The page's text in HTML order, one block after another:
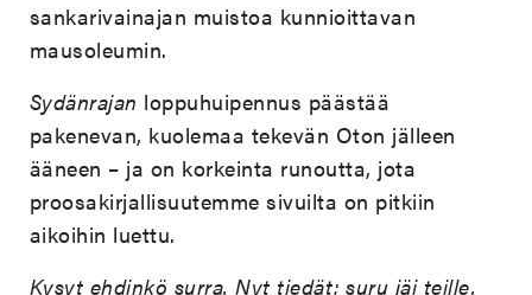
sankarivainajan muistoa kunnioittavan
mausoleumin.
Sydänrajan loppuhuipennus päästää
pakenevan, kuolemaa tekevän Oton jälleen
ääneen – ja on korkeinta runoutta, jota
proosakirjallisuutemme sivuilta on pitkiin
aikoihin luettu.
Kysyt ehdinkö surra. Nyt tiedät: suru jäi teille.